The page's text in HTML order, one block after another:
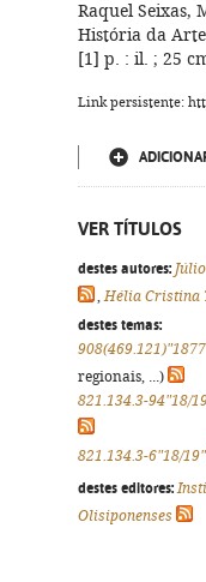
Raquel Seixas,
História da Arte
[1] p. : il. ; 25
Link persistente:
VER TÍTULOS
destes autores:
,Hélia Cristina
destes temas:
regionais, ...)
821.134.3-94"18/
821.134.3-6"18/19"
destes editores:
Olisiponenses